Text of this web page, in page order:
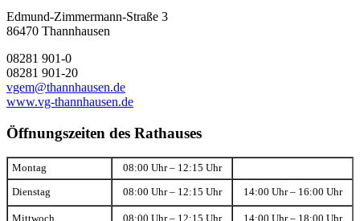
Edmund-Zimmermann-Straße 3
86470 Thannhausen
08281 901-0
08281 901-20
vgem@thannhausen.de
www.vg-thannhausen.de
Öffnungszeiten des Rathauses
Montag 08:00 Uhr – 12:15 Uhr
Dienstag 08:00 Uhr – 12:15 Uhr 14:00 Uhr – 16:00 Uhr